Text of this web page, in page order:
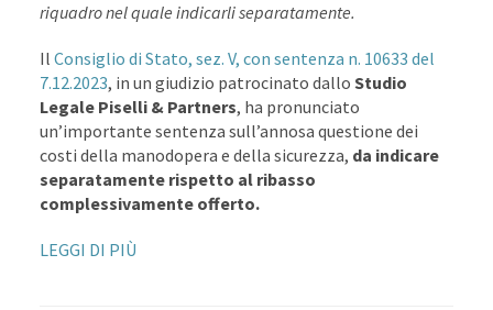
riquadro nel quale indicarli separatamente.
Il Consiglio di Stato, sez. V, con sentenza n. 10633 del
7.12.2023, in un giudizio patrocinato dallo Studio
Legale Piselli & Partners, ha pronunciato
un’importante sentenza sull’annosa questione dei
costi della manodopera e della sicurezza, da indicare
separatamente rispetto al ribasso
complessivamente offerto.
LEGGI DI PIÙ